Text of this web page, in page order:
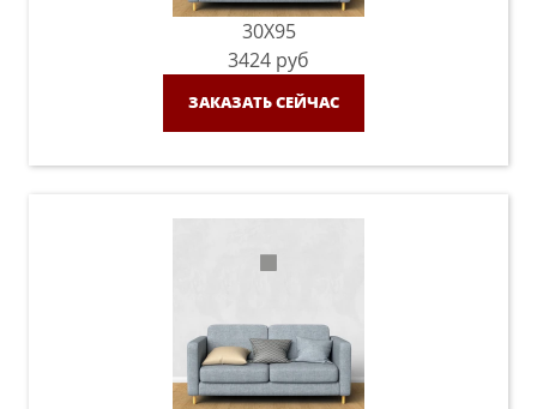
30X95
3424 руб
ЗАКАЗАТЬ СЕЙЧАС